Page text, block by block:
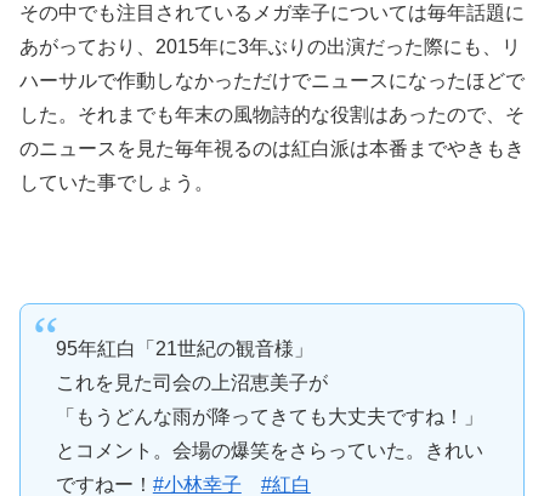
その中でも注目されているメガ幸子については毎年話題に
あがっており、2015年に3年ぶりの出演だった際にも、リ
ハーサルで作動しなかっただけでニュースになったほどで
した。それまでも年末の風物詩的な役割はあったので、そ
のニュースを見た毎年視るのは紅白派は本番までやきもき
していた事でしょう。
95年紅白「21世紀の観音様」
これを見た司会の上沼恵美子が
「もうどんな雨が降ってきても大丈夫ですね！」
とコメント。会場の爆笑をさらっていた。きれい
ですねー！ #小林幸子
#紅白